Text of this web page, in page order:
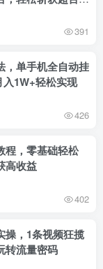
391
，单手机全自动挂
1W+轻松实现
426
程，零基础轻松
高收益
402
操，1条视频狂揽
转流量密码